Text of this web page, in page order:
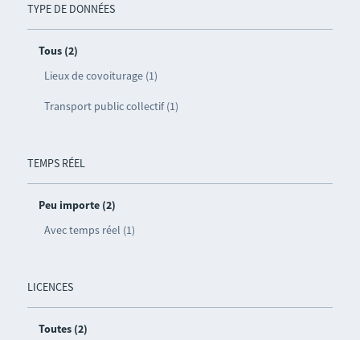
TYPE DE DONNÉES
Tous (2)
Lieux de covoiturage (1)
Transport public collectif (1)
TEMPS RÉEL
Peu importe (2)
Avec temps réel (1)
LICENCES
Toutes (2)